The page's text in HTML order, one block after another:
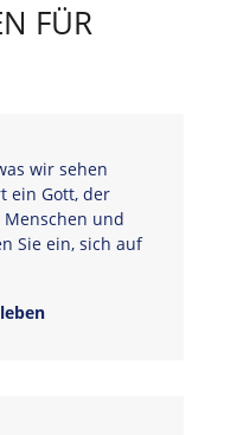
FÜR
wir sehen
ein Gott, der
und
Sie ein, sich auf